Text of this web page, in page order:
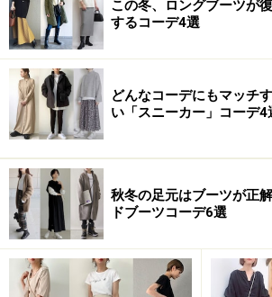
この冬、ロングブーツが
するコーデ4選
どんなコーデにもマッチ
い「スニーカー」コーデ4
秋冬の足元はブーツが正
ドブーツコーデ6選